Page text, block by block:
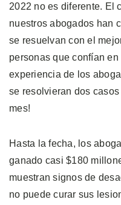
2022 no es diferente. El
nuestros abogados han
se resuelvan con el
personas que confían
experiencia de los
se resolvieran dos
mes!
Hasta la fecha, los
ganado casi $180
muestran signos de
no puede curar sus